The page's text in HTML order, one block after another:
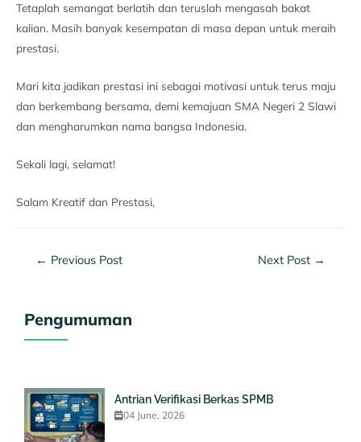
Tetaplah semangat berlatih dan teruslah mengasah bakat
kalian. Masih banyak kesempatan di masa depan untuk meraih
prestasi.
Mari kita jadikan prestasi ini sebagai motivasi untuk terus maju
dan berkembang bersama, demi kemajuan SMA Negeri 2 Slawi
dan mengharumkan nama bangsa Indonesia.
Sekali lagi, selamat!
Salam Kreatif dan Prestasi,
← Previous Post Next Post →
Pengumuman
Antrian Verifikasi Berkas SPMB
04 June, 2026